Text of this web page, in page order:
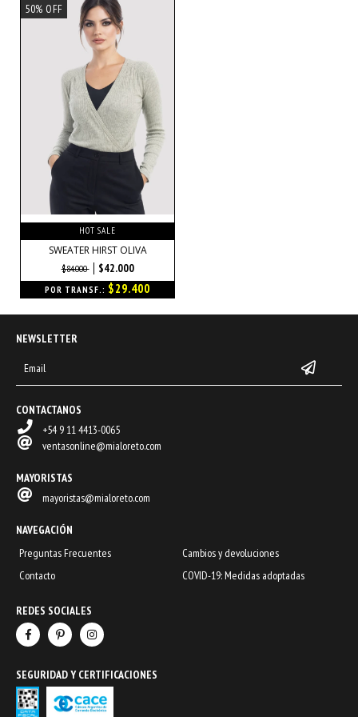
50% OFF
HOT SALE
SWEATER HIRST OLIVA
$84.000 $42.000
POR TRANSF.: $29.400
NEWSLETTER
CONTACTANOS
+54 9 11 4413-0065
ventasonline@mialoreto.com
MAYORISTAS
mayoristas@mialoreto.com
NAVEGACIÓN
Preguntas Frecuentes
Cambios y devoluciones
Contacto
COVID-19: Medidas adoptadas
REDES SOCIALES
SEGURIDAD Y CERTIFICACIONES